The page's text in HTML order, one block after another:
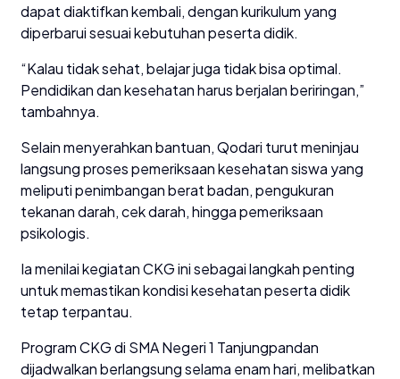
dapat diaktifkan kembali, dengan kurikulum yang
diperbarui sesuai kebutuhan peserta didik.
“Kalau tidak sehat, belajar juga tidak bisa optimal.
Pendidikan dan kesehatan harus berjalan beriringan,”
tambahnya.
Selain menyerahkan bantuan, Qodari turut meninjau
langsung proses pemeriksaan kesehatan siswa yang
meliputi penimbangan berat badan, pengukuran
tekanan darah, cek darah, hingga pemeriksaan
psikologis.
Ia menilai kegiatan CKG ini sebagai langkah penting
untuk memastikan kondisi kesehatan peserta didik
tetap terpantau.
Program CKG di SMA Negeri 1 Tanjungpandan
dijadwalkan berlangsung selama enam hari, melibatkan